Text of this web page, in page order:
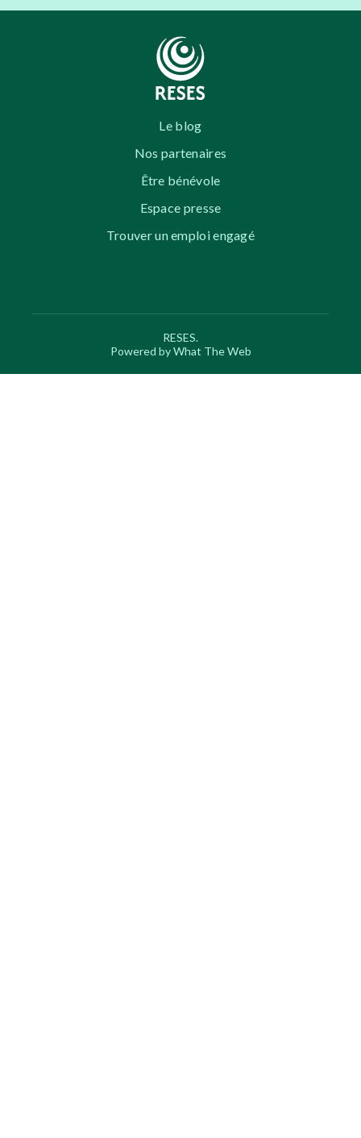
Le blog
Nos partenaires
Être bénévole
Espace presse
Trouver un emploi engagé
RESES.
Powered by What The Web